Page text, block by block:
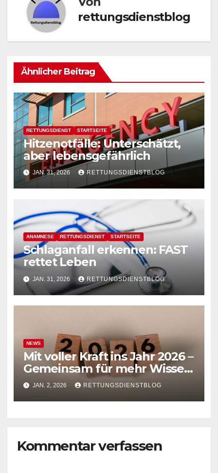
rettungsdienstblog
Ähnlicher Beitrag
RETTUNGSDIENST STARTSEITE
Hitzenotfälle: Unterschätzt,
aber lebensgefährlich
JAN. 31, 2026 RETTUNGSDIENSTBLOG
ANAMNESE RETTUNGSDIENST STARTSEITE
Schlaganfall erkennen: FAST
rettet Leben
JAN. 31, 2026 RETTUNGSDIENSTBLOG
NEWS
Mit voller Kraft ins Jahr 2026 –
Gemeinsam für mehr Wissen
& Praxis im
Rettungsdienstblog!
JAN. 2, 2026 RETTUNGSDIENSTBLOG
Kommentar verfassen